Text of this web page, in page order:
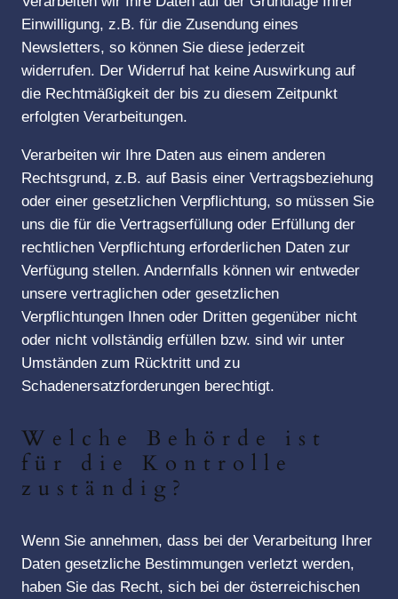
Einwilligung, z.B. für die Zusendung eines
Newsletters, so können Sie diese jederzeit
widerrufen. Der Widerruf hat keine Auswirkung auf
die Rechtmäßigkeit der bis zu diesem Zeitpunkt
erfolgten Verarbeitungen.
Verarbeiten wir Ihre Daten aus einem anderen
Rechtsgrund, z.B. auf Basis einer Vertragsbeziehung
oder einer gesetzlichen Verpflichtung, so müssen Sie
uns die für die Vertragserfüllung oder Erfüllung der
rechtlichen Verpflichtung erforderlichen Daten zur
Verfügung stellen. Andernfalls können wir entweder
unsere vertraglichen oder gesetzlichen
Verpflichtungen Ihnen oder Dritten gegenüber nicht
oder nicht vollständig erfüllen bzw. sind wir unter
Umständen zum Rücktritt und zu
Schadenersatzforderungen berechtigt.
Welche Behörde ist
für die Kontrolle
zuständig?
Wenn Sie annehmen, dass bei der Verarbeitung Ihrer
Daten gesetzliche Bestimmungen verletzt werden,
haben Sie das Recht, sich bei der österreichischen